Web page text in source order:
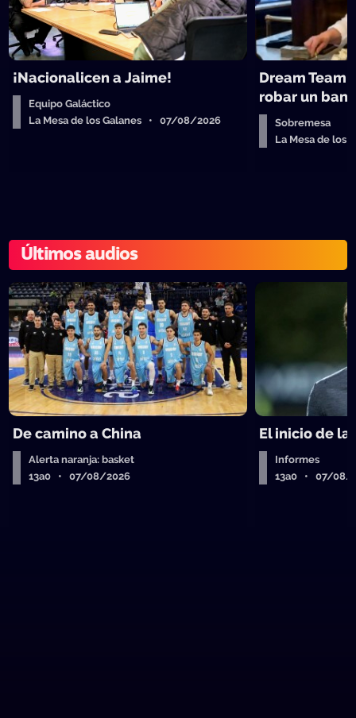
¡Nacionalicen a Jaime!
Equipo Galáctico
La Mesa de los Galanes • 07/08/2026
Dream Team
robar un
Sobremesa
La Mesa de
Últimos audios
De camino a China
Alerta naranja: basket
13a0 • 07/08/2026
El inicio de la
Informes
13a0 • 07/08/